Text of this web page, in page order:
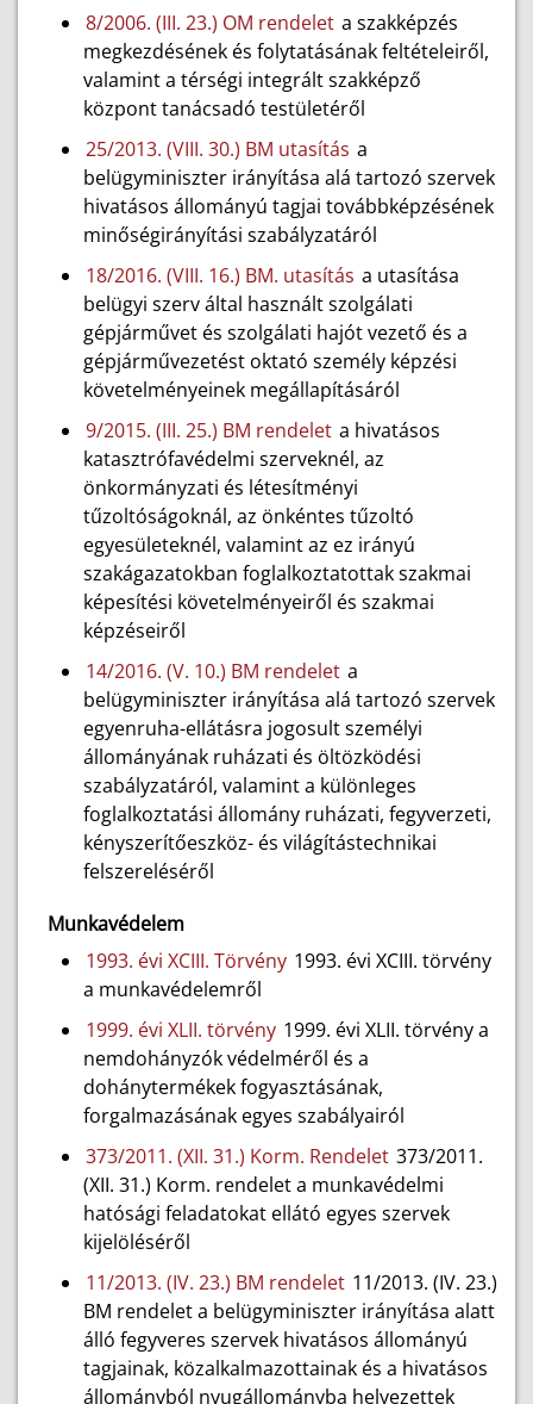
8/2006. (III. 23.) OM rendelet a szakképzés
megkezdésének és folytatásának feltételeiről,
valamint a térségi integrált szakképző
központ tanácsadó testületéről
25/2013. (VIII. 30.) BM utasítás a
belügyminiszter irányítása alá tartozó szervek
hivatásos állományú tagjai továbbképzésének
minőségirányítási szabályzatáról
18/2016. (VIII. 16.) BM. utasítás a utasítása
belügyi szerv által használt szolgálati
gépjárművet és szolgálati hajót vezető és a
gépjárművezetést oktató személy képzési
követelményeinek megállapításáról
9/2015. (III. 25.) BM rendelet a hivatásos
katasztrófavédelmi szerveknél, az
önkormányzati és létesítményi
tűzoltóságoknál, az önkéntes tűzoltó
egyesületeknél, valamint az ez irányú
szakágazatokban foglalkoztatottak szakmai
képesítési követelményeiről és szakmai
képzéseiről
14/2016. (V. 10.) BM rendelet a
belügyminiszter irányítása alá tartozó szervek
egyenruha-ellátásra jogosult személyi
állományának ruházati és öltözködési
szabályzatáról, valamint a különleges
foglalkoztatási állomány ruházati, fegyverzeti,
kényszerítőeszköz- és világítástechnikai
felszereléséről
Munkavédelem
1993. évi XCIII. Törvény 1993. évi XCIII. törvény
a munkavédelemről
1999. évi XLII. törvény 1999. évi XLII. törvény a
nemdohányzók védelméről és a
dohánytermékek fogyasztásának,
forgalmazásának egyes szabályairól
373/2011. (XII. 31.) Korm. Rendelet 373/2011.
(XII. 31.) Korm. rendelet a munkavédelmi
hatósági feladatokat ellátó egyes szervek
kijelöléséről
11/2013. (IV. 23.) BM rendelet 11/2013. (IV. 23.)
BM rendelet a belügyminiszter irányítása alatt
álló fegyveres szervek hivatásos állományú
tagjainak, közalkalmazottainak és a hivatásos
állományból nyugállományba helyezettek